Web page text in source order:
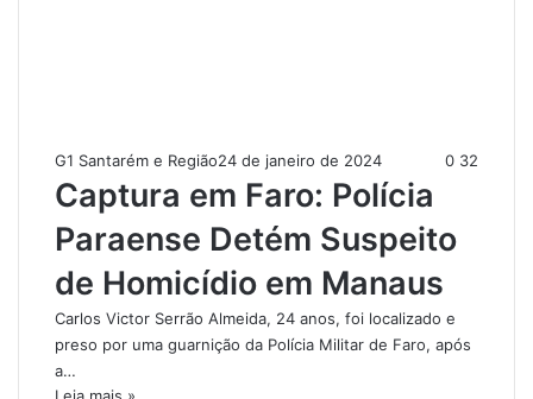
G1 Santarém e Região24 de janeiro de 2024 0 32
Captura em Faro: Polícia
Paraense Detém Suspeito
de Homicídio em Manaus
Carlos Victor Serrão Almeida, 24 anos, foi localizado e
preso por uma guarnição da Polícia Militar de Faro, após
a…